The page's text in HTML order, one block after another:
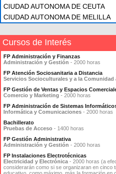
CIUDAD AUTONOMA DE CEUTA
CIUDAD AUTONOMA DE MELILLA
Cursos de Interés
FP Administración y Finanzas
Administración y Gestión - 2000 horas
FP Atención Sociosanitaria a Distancia
Servicios Socioculturales y a la Comunidad
FP Gestión de Ventas y Espacios
Comercio y Marketing - 2000 horas
FP Administración de Sistemas
Informática y Comunicaciones - 2000 horas
Bachillerato
Pruebas de Acceso - 1400 horas
FP Gestión Administrativa
Administración y Gestión - 2000 horas
FP Instalaciones Electrotécnicas
Electricidad y Electrónica - 2000 horas (a
considerarán como si se organizaran en cinco